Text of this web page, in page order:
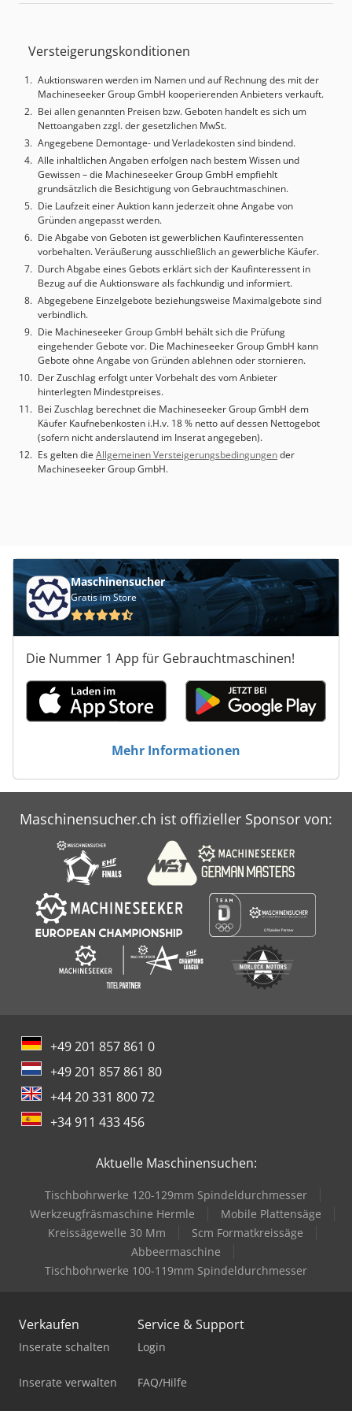
Versteigerungskonditionen
Auktionswaren werden im Namen und auf Rechnung des mit der
Machineseeker Group GmbH kooperierenden Anbieters verkauft.
Bei allen genannten Preisen bzw. Geboten handelt es sich um
Nettoangaben zzgl. der gesetzlichen MwSt.
Angegebene Demontage- und Verladekosten sind bindend.
Alle inhaltlichen Angaben erfolgen nach bestem Wissen und
Gewissen – die Machineseeker Group GmbH empfiehlt
grundsätzlich die Besichtigung von Gebrauchtmaschinen.
Die Laufzeit einer Auktion kann jederzeit ohne Angabe von
Gründen angepasst werden.
Die Abgabe von Geboten ist gewerblichen Kaufinteressenten
vorbehalten. Veräußerung ausschließlich an gewerbliche Käufer.
Durch Abgabe eines Gebots erklärt sich der Kaufinteressent in
Bezug auf die Auktionsware als fachkundig und informiert.
Abgegebene Einzelgebote beziehungsweise Maximalgebote sind
verbindlich.
Die Machineseeker Group GmbH behält sich die Prüfung
eingehender Gebote vor. Die Machineseeker Group GmbH kann
Gebote ohne Angabe von Gründen ablehnen oder stornieren.
Der Zuschlag erfolgt unter Vorbehalt des vom Anbieter
hinterlegten Mindestpreises.
Bei Zuschlag berechnet die Machineseeker Group GmbH dem
Käufer Kaufnebenkosten i.H.v. 18 % netto auf dessen Nettogebot
(sofern nicht anderslautend im Inserat angegeben).
Es gelten die Allgemeinen Versteigerungsbedingungender
Machineseeker Group GmbH.
Maschinensucher
Gratis im Store
Die Nummer 1 App für Gebrauchtmaschinen!
Mehr Informationen
Maschinensucher.ch ist offizieller Sponsor von:
+49 201 857 861 0
+49 201 857 861 80
+44 20 331 800 72
+34 911 433 456
Aktuelle Maschinensuchen:
Tischbohrwerke 120-129mm Spindeldurchmesser
Werkzeugfräsmaschine Hermle
Mobile Plattensäge
Kreissägewelle 30 Mm
Scm Formatkreissäge
Abbeermaschine
Tischbohrwerke 100-119mm Spindeldurchmesser
Verkaufen
Inserate schalten
Inserate verwalten
Service & Support
Login
FAQ/Hilfe